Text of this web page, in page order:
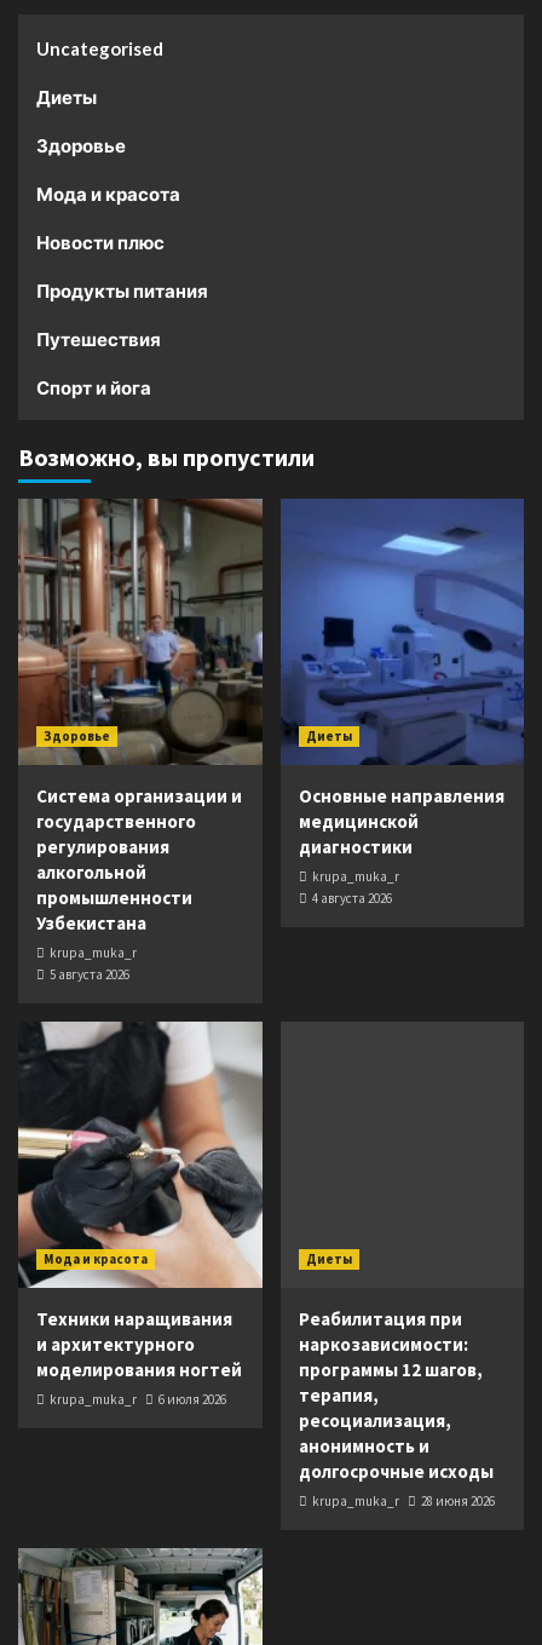
Uncategorised
Диеты
Здоровье
Мода и красота
Новости плюс
Продукты питания
Путешествия
Спорт и йога
Возможно, вы пропустили
Здоровье
Система организации и
государственного
регулирования
алкогольной
промышленности
Узбекистана
krupa_muka_r
5 августа 2026
Диеты
Основные направления
медицинской
диагностики
krupa_muka_r
4 августа 2026
Мода и красота
Техники наращивания
и архитектурного
моделирования ногтей
krupa_muka_r 6 июля 2026
Диеты
Реабилитация при
наркозависимости:
программы 12 шагов,
терапия,
ресоциализация,
анонимность и
долгосрочные исходы
krupa_muka_r 28 июня 2026